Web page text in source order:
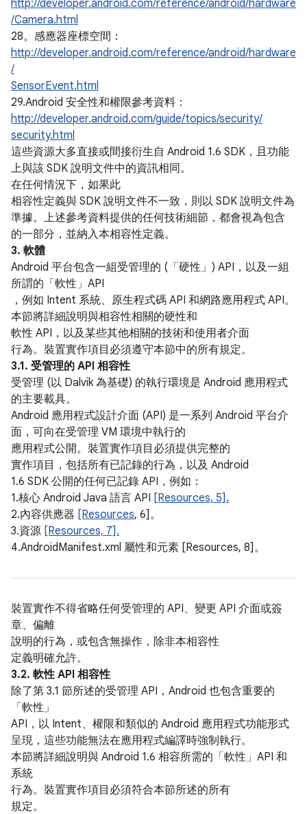
http://developer.android.com/reference/android/hardware
/Camera.html
28。感應器座標空間：
http://developer.android.com/reference/android/hardware
/
SensorEvent.html
29.Android 安全性和權限參考資料：
http://developer.android.com/guide/topics/security/
security.html
這些資源大多直接或間接衍生自 Android 1.6 SDK，且功能
上與該 SDK 說明文件中的資訊相同。
在任何情況下，如果此
相容性定義與 SDK 說明文件不一致，則以 SDK 說明文件為
準據。上述參考資料提供的任何技術細節，都會視為包含
的一部分，並納入本相容性定義。
3. 軟體
Android 平台包含一組受管理的 (「硬性」) API，以及一組
所謂的「軟性」API
，例如 Intent 系統、原生程式碼 API 和網路應用程式 API。
本節將詳細說明與相容性相關的硬性和
軟性 API，以及某些其他相關的技術和使用者介面
行為。裝置實作項目必須遵守本節中的所有規定。
3.1. 受管理的 API 相容性
受管理 (以 Dalvik 為基礎) 的執行環境是 Android 應用程式
的主要載具。
Android 應用程式設計介面 (API) 是一系列 Android 平台介
面，可向在受管理 VM 環境中執行的
應用程式公開。裝置實作項目必須提供完整的
實作項目，包括所有已記錄的行為，以及 Android
1.6 SDK 公開的任何已記錄 API，例如：
1.核心 Android Java 語言 API [Resources, 5].
2.內容供應器 [Resources, 6]。
3.資源 [Resources, 7].
4.AndroidManifest.xml 屬性和元素 [Resources, 8]。
裝置實作不得省略任何受管理的 API、變更 API 介面或簽
章、偏離
說明的行為，或包含無操作，除非本相容性
定義明確允許。
3.2. 軟性 API 相容性
除了第 3.1 節所述的受管理 API，Android 也包含重要的
「軟性」
API，以 Intent、權限和類似的 Android 應用程式功能形式
呈現，這些功能無法在應用程式編譯時強制執行。
本節將詳細說明與 Android 1.6 相容所需的「軟性」API 和
系統
行為。裝置實作項目必須符合本節所述的所有
規定。